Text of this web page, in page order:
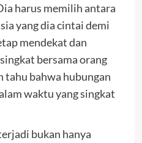
harus memilih antara
yang dia cintai demi
mendekat dan
bersama orang
tahu bahwa hubungan
waktu yang singkat
bukan hanya